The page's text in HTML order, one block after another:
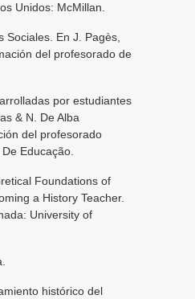
Unidos: McMillan.
En J. Pagès,
del profesorado de
por estudiantes
& N. De Alba
del profesorado
Educação.
Foundations of
a History Teacher.
University of
histórico del